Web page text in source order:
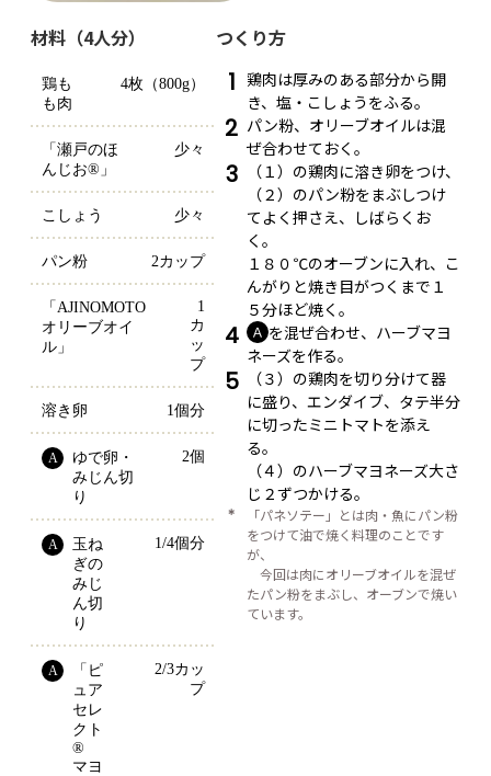
材料（4人分）
鶏も
も肉
4枚（800g）
「瀬戸のほ
んじお®」
少々
こしょう 少々
パン粉 2カップ
「AJINOMOTO
オリーブオイ
ル」
1
カ
ッ
プ
溶き卵 1個分
A
ゆで卵・
みじん切
り
2個
A
玉ね
ぎの
みじ
ん切
り
1/4個分
A
「ピ
ュア
セレ
クト
®
マヨ
2/3カッ
プ
つくり方
1 鶏肉は厚みのある部分から開
き、塩・こしょうをふる。
2 パン粉、オリーブオイルは混
ぜ合わせておく。
3
（１）の鶏肉に溶き卵をつけ、
（２）のパン粉をまぶしつけ
てよく押さえ、しばらくお
く。
１８０℃のオーブンに入れ、こ
んがりと焼き目がつくまで１
５分ほど焼く。
4 Ａ を混ぜ合わせ、ハーブマヨ
ネーズを作る。
5
（３）の鶏肉を切り分けて器
に盛り、エンダイブ、タテ半分
に切ったミニトマトを添え
る。
（４）のハーブマヨネーズ大さ
じ２ずつかける。
＊
「パネソテー」とは肉・魚にパン粉
をつけて油で焼く料理のことです
が、
今回は肉にオリーブオイルを混ぜ
たパン粉をまぶし、オーブンで焼い
ています。